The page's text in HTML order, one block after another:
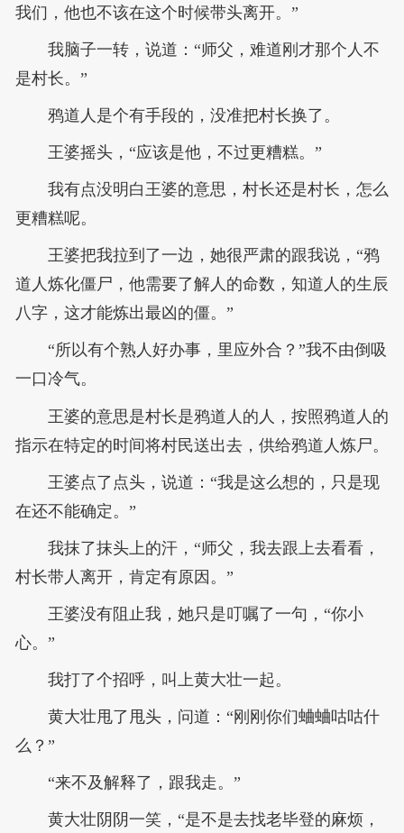
我们，他也不该在这个时候带头离开。”
我脑子一转，说道：“师父，难道刚才那个人不
是村长。”
鸦道人是个有手段的，没准把村长换了。
王婆摇头，“应该是他，不过更糟糕。”
我有点没明白王婆的意思，村长还是村长，怎么
更糟糕呢。
王婆把我拉到了一边，她很严肃的跟我说，“鸦
道人炼化僵尸，他需要了解人的命数，知道人的生辰
八字，这才能炼出最凶的僵。”
“所以有个熟人好办事，里应外合？”我不由倒吸
一口冷气。
王婆的意思是村长是鸦道人的人，按照鸦道人的
指示在特定的时间将村民送出去，供给鸦道人炼尸。
王婆点了点头，说道：“我是这么想的，只是现
在还不能确定。”
我抹了抹头上的汗，“师父，我去跟上去看看，
村长带人离开，肯定有原因。”
王婆没有阻止我，她只是叮嘱了一句，“你小
心。”
我打了个招呼，叫上黄大壮一起。
黄大壮甩了甩头，问道：“刚刚你们蛐蛐咕咕什
么？”
“来不及解释了，跟我走。”
黄大壮阴阴一笑，“是不是去找老毕登的麻烦，